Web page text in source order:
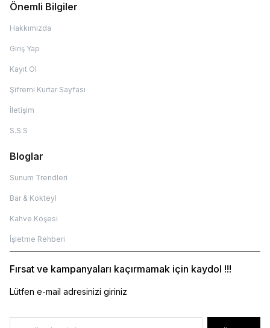
Önemli Bilgiler
Hakkımızda
Giriş Yap
Kayıt Ol
Şifremi Kurtar Sayfası
İletişim
S.S.S
Bloglar
Sunum Trendleri
Bar & Kokteyl
Kahve Köşesi
İşletme Rehberi
Fırsat ve kampanyaları kaçırmamak için kaydol !!!
Lütfen e-mail adresinizi giriniz